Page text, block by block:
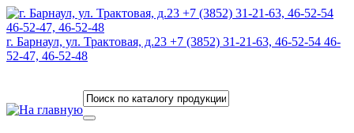
г. Барнаул, ул. Трактовая, д.23 +7 (3852) 31-21-63, 46-52-54 46-
52-47, 46-52-48